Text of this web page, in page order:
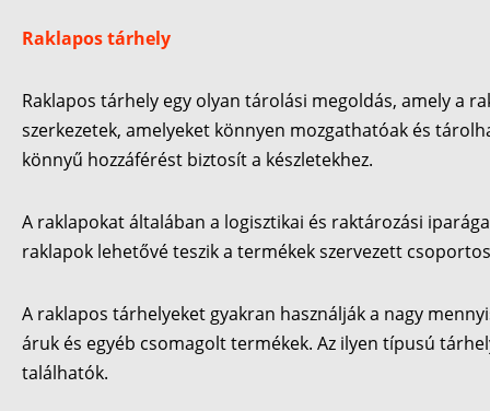
Raklapos tárhely
Raklapos tárhely egy olyan tárolási megoldás, amely a
szerkezetek, amelyeket könnyen mozgathatóak és
könnyű hozzáférést biztosít a készletekhez.
A raklapokat általában a logisztikai és raktározási
raklapok lehetővé teszik a termékek szervezett
A raklapos tárhelyeket gyakran használják a nagy
áruk és egyéb csomagolt termékek. Az ilyen típusú
találhatók.